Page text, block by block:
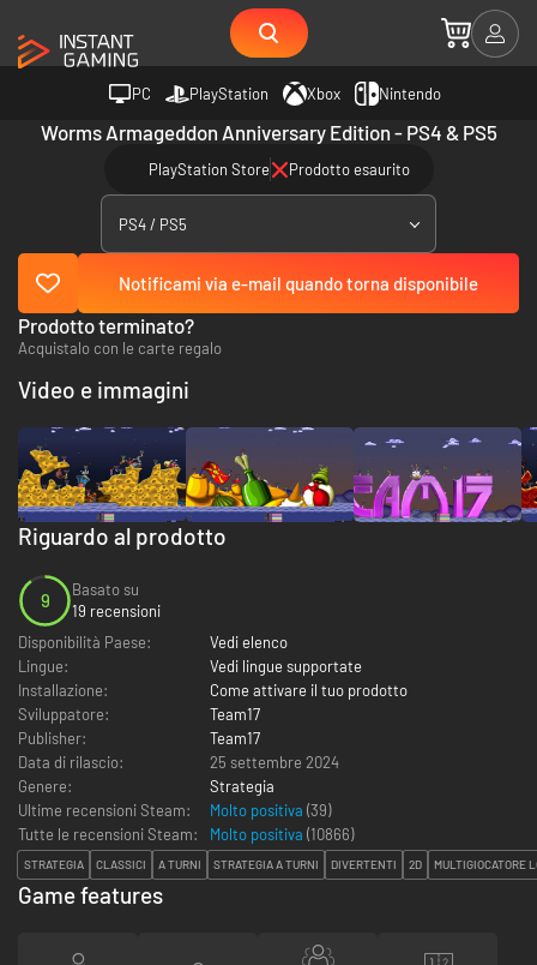
PC PlayStation Xbox Nintendo
Worms Armageddon Anniversary Edition - PS4 & PS5
PlayStation Store Prodotto esaurito
PS4 / PS5
Notificami via e-mail quando torna disponibile
Prodotto terminato?
Acquistalo con le carte regalo
Riguardo al prodotto
9
Basato su
19 recensioni
Disponibilità Paese:
Vedi elenco
Lingue:
Vedi lingue supportate
Installazione:
Come attivare il tuo prodotto
Sviluppatore:
Team17
Publisher:
Team17
Data di rilascio:
25 settembre 2024
Genere:
Strategia
Ultime recensioni Steam:
Molto positiva (39)
Tutte le recensioni Steam:
Molto positiva (10866)
STRATEGIA CLASSICI A TURNI STRATEGIA A TURNI DIVERTENTI 2D MULTIGIOCATORE
Video e immagini
Game features